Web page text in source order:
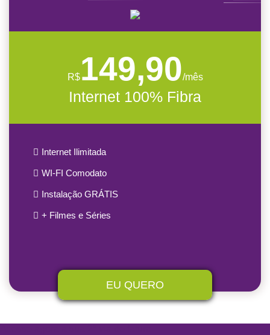
R$149,90/mês
Internet 100% Fibra
Internet Ilimitada
WI-FI Comodato
Instalação GRÁTIS
+ Filmes e Séries
EU QUERO